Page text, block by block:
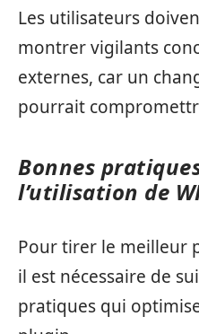
Les utilisateurs
montrer vigilants
externes, car un
pourrait
Bonnes
l’utilisation de
Pour tirer le meilleur
il est nécessaire de
pratiques qui